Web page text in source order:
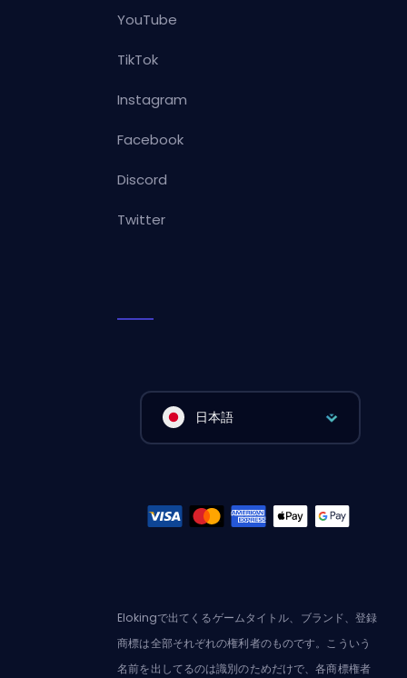
YouTube
TikTok
Instagram
Facebook
Discord
Twitter
日本語
Elokingで出てくるゲームタイトル、ブランド、登録
商標は全部それぞれの権利者のものです。こういう
名前を出してるのは識別のためだけで、各商標権者